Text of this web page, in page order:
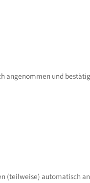
angenommen und
(teilweise) automatisch